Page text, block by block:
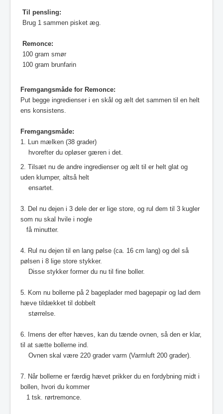
Til pensling:
Brug 1 sammen pisket æg.
Remonce:
100 gram smør
100 gram brunfarin
Fremgangsmåde for Remonce:
Put begge ingredienser i en skål og ælt det sammen til en helt
ens konsistens.
Fremgangsmåde:
1. Lun mælken (38 grader)
hvorefter du opløser gæren i det.
2. Tilsæt nu de andre ingredienser og ælt til er helt glat og
uden klumper, altså helt
ensartet.
3. Del nu dejen i 3 dele der er lige store, og rul dem til 3 kugler
som nu skal hvile i nogle
få minutter.
4. Rul nu dejen til en lang pølse (ca. 16 cm lang) og del så
pølsen i 8 lige store stykker.
Disse stykker former du nu til fine boller.
5. Kom nu bollerne på 2 bageplader med bagepapir og lad dem
hæve tildækket til dobbelt
størrelse.
6. Imens der efter hæves, kan du tænde ovnen, så den er klar,
til at sætte bollerne ind.
Ovnen skal være 220 grader varm (Varmluft 200 grader).
7. Når bollerne er færdig hævet prikker du en fordybning midt i
bollen, hvori du kommer
1 tsk. rørtremonce.